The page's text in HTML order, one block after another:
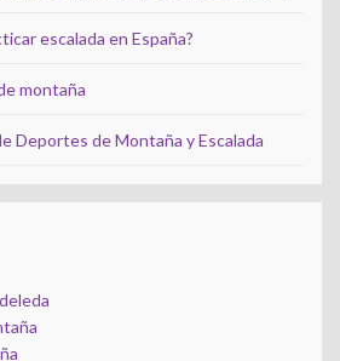
escalada en España?
montaña
Deportes de Montaña y Escalada